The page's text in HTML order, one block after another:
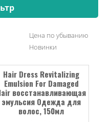
Цена по убыванию
Новинки
Hair Dress Revitalizing
Emulsion For Damaged
восстанавливающая
эмульсия Одежда для
волос, 150мл